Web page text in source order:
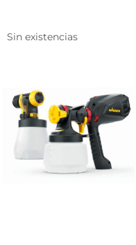
Sin existencias